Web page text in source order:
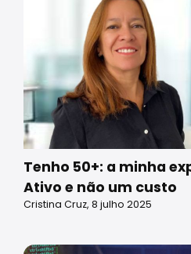
Tenho 50+: a minha
Ativo e não um custo
Cristina Cruz, 8 julho 2025